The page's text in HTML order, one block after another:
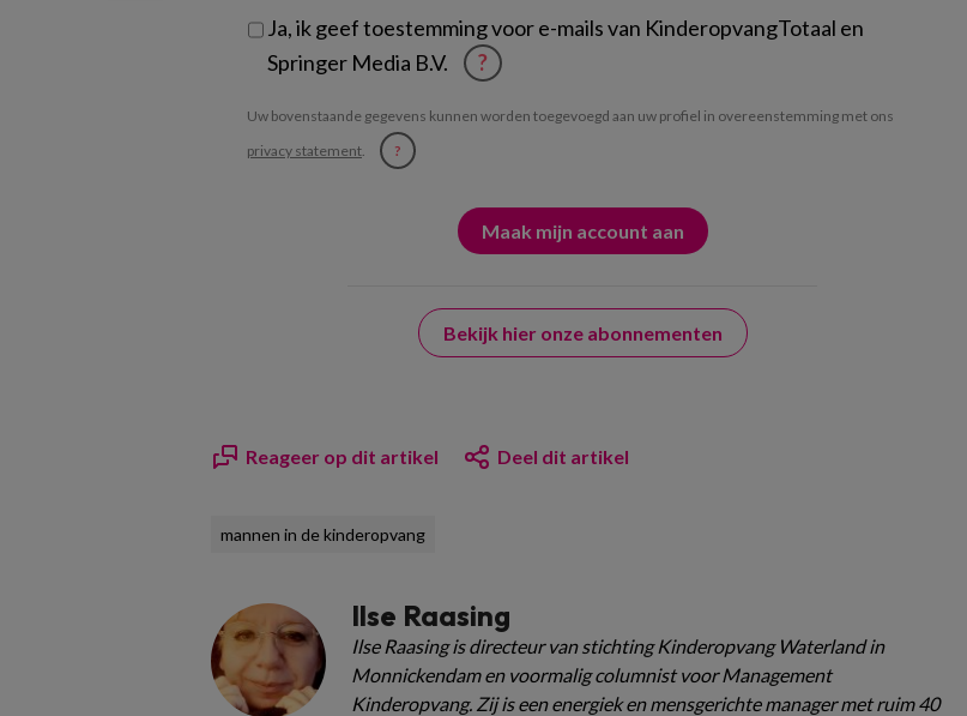
Ja, ik geef toestemming voor e-mails van KinderopvangTotaal en
Springer Media B.V.
?
Uw bovenstaande gegevens kunnen worden toegevoegd aan uw profiel in overeenstemming met ons
privacy statement. ?
Bekijk hier onze abonnementen
Reageer op dit artikel Deel dit artikel
mannen in de kinderopvang
Ilse Raasing
Ilse Raasing is directeur van stichting Kinderopvang Waterland in
Monnickendam en voormalig columnist voor Management
Kinderopvang. Zij is een energiek en mensgerichte manager met ruim 40